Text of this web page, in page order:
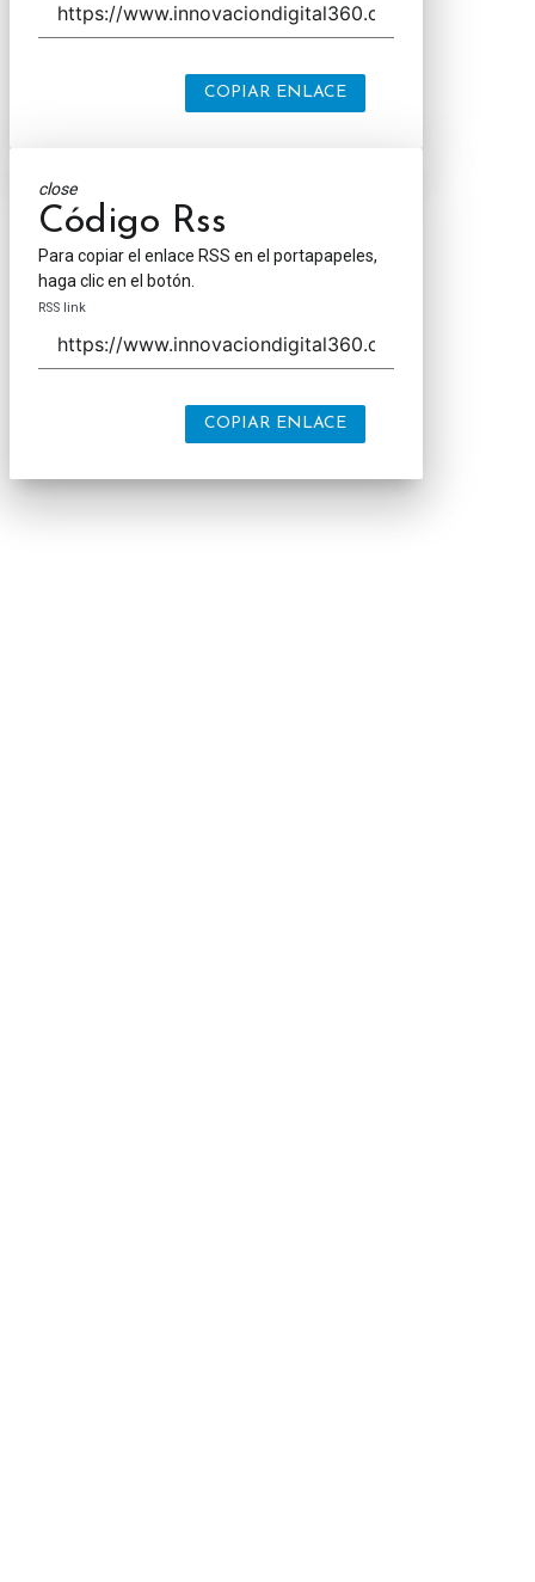
COPIAR ENLACE
close
Código Rss
Para copiar el enlace RSS en el portapapeles,
haga clic en el botón.
RSS link
COPIAR ENLACE